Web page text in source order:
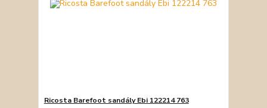
Ricosta Barefoot sandály Ebi 122214 763